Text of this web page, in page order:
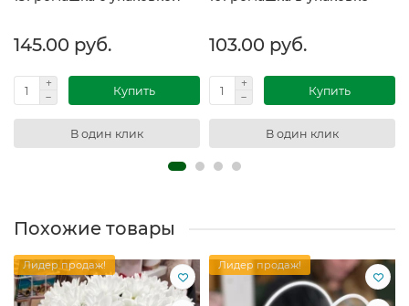
145.00 руб.
Купить
В один клик
103.00 руб.
Купить
В один клик
Похожие товары
Лидер продаж! Лидер продаж!